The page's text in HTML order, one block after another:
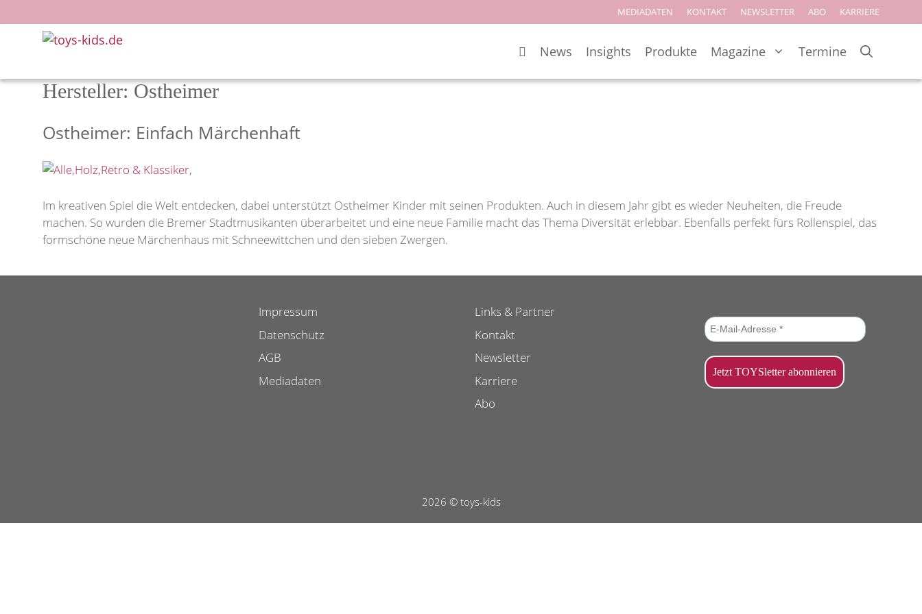
Inhalt
springen
MEDIADATEN KONTAKT NEWSLETTER ABO KARRIERE
News Insights Produkte Magazine Termine
Hersteller:Ostheimer
Ostheimer: Einfach Märchenhaft
Im kreativen Spiel die Welt entdecken, dabei unterstützt Ostheimer Kinder mit seinen Produkten. Auch in diesem Jahr gibt es wieder Neuheiten, die Freude
machen. So wurden die Bremer Stadtmusikanten überarbeitet und eine neue Familie macht das Thema Diversität erlebbar. Ebenfalls perfekt fürs Rollenspiel, das
formschöne neue Märchenhaus mit Schneewittchen und den sieben Zwergen.
Impressum
Datenschutz
AGB
Mediadaten
Links & Partner
Kontakt
Newsletter
Karriere
Abo
2026 © toys-kids